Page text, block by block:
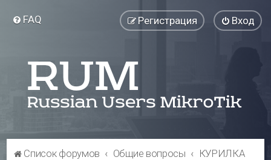
FAQ Вход
Регистрация
Список форумов Общие вопросы КУРИЛКА